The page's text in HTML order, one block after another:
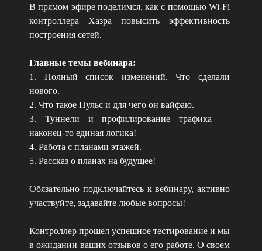
В прямом эфире поделимся, как с помощью Wi-Fi
контроллера Хазра повысить эффективность
построения сетей.
Главные темы вебинара:
1. Полный список изменений. Что сделали
нового.
2. Что такое Пульс и для чего он вайфаю.
3. Туннели и профилирование трафика —
наконец-то единая логика!
4. Работа с планами этажей.
5. Рассказ о планах на будущее!
Обязательно подключайтесь к вебинару, активно
участвуйте, задавайте любые вопросы!
Контроллер прошел успешное тестирование и мы
в ожидании ваших отзывов о его работе. О своем